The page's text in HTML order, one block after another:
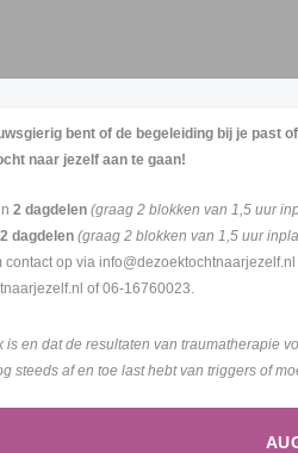
bent of de begeleiding bij je
naar jezelf aan te gaan!
2 dagdelen (graag 2 blokken van 1,5 uur
2 dagdelen (graag 2 blokken van 1,5 uur
contact op via
of 06-16760023.
en dat de resultaten van
steeds af en toe last hebt van triggers of